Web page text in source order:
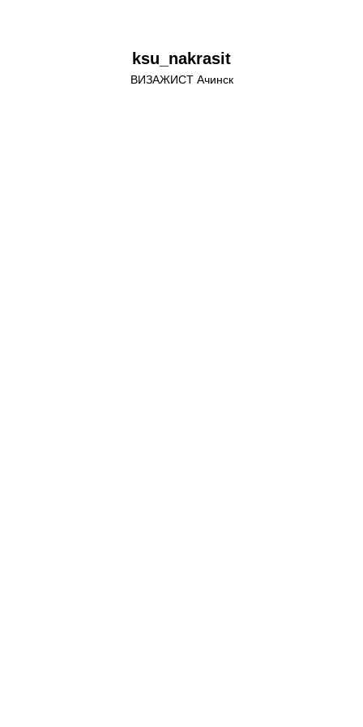
ksu_nakrasit
ВИЗАЖИСТ Ачинск